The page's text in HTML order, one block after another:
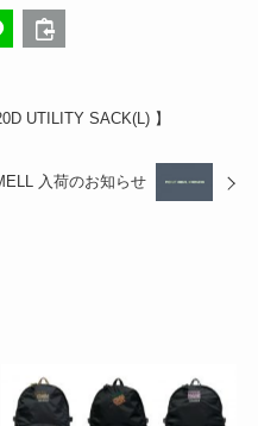
UTILITY SACK(L) 】
入荷のお知らせ